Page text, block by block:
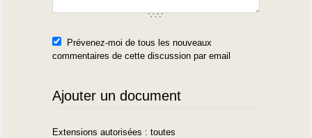
Prévenez-moi de tous les nouveaux
commentaires de cette discussion par email
Ajouter un document
Extensions autorisées : toutes